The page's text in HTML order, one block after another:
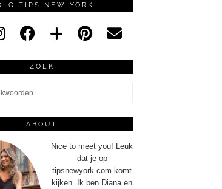
TIPS NEW YORK
ZOEK
ABOUT
Nice to meet you! Leuk
dat je op
tipsnewyork.com komt
kijken. Ik ben Diana en